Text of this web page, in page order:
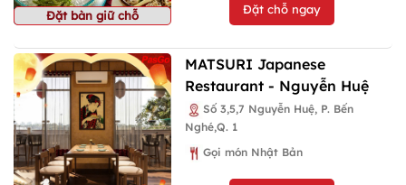
Đặt bàn giữ chỗ Đặt chỗ ngay
MATSURI Japanese
Restaurant - Nguyễn Huệ
Số 3,5,7 Nguyễn Huệ, P. Bến
Nghé,Q. 1
Gọi món Nhật Bản